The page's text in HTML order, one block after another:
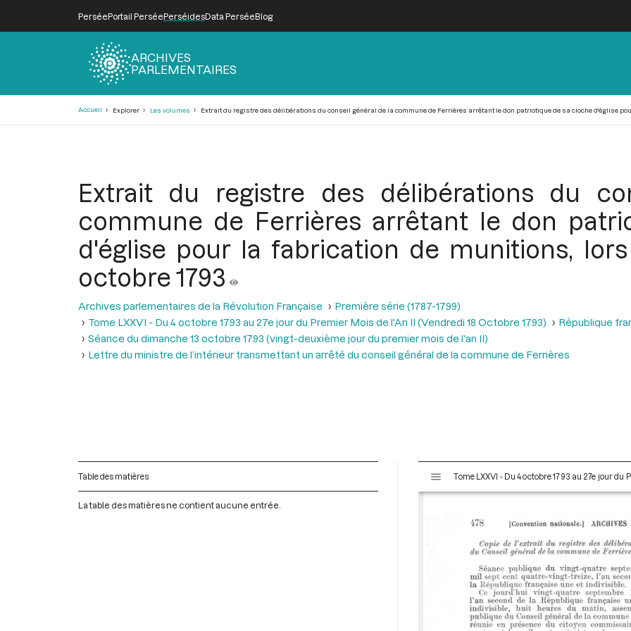
PerséePortail PerséePerséidesData PerséeBlog
ARCHIVES
PARLEMENTAIRES
Accueil Explorer Les volumes Extrait du registre des délibérations du conseil général de la commune de Ferrières arrêtant le don patriotique de sa cloche d'église
Extrait du registre des délibérations du
commune de Ferrières arrêtant le don
d'église pour la fabrication de munitions,
octobre 1793
Archives parlementaires de la Révolution Française
Première série (1787-1799)
Tome LXXVI - Du 4 octobre 1793 au 27e jour du Premier Mois de l'An II (Vendredi 18 Octobre 1793)
République
Séance du dimanche 13 octobre 1793 (vingt-deuxième jour du premier mois de l'an II)
Lettre du ministre de l’intérieur transmettant un arrêté du conseil général de la commune de Ferrières
Table des matières
La table des matières ne contient aucune entrée.
s
Tome LXXVI - Du 4 octobre 1793 au 27e jour